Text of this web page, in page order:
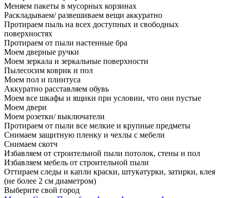
Меняем пакеты в мусорных корзинах
Раскладываем/ развешиваем вещи аккуратно
Протираем пыль на всех доступных и свободных
поверхностях
Протираем от пыли настенные бра
Моем дверные ручки
Моем зеркала и зеркальные поверхности
Пылесосим коврик и пол
Моем пол и плинтуса
Аккуратно расставляем обувь
Моем все шкафы и ящики при условии, что они пустые
Моем двери
Моем розетки/ выключатели
Протираем от пыли все мелкие и крупные предметы
Снимаем защитную пленку и чехлы с мебели
Снимаем скотч
Избавляем от строительной пыли потолок, стены и пол
Избавляем мебель от строительной пыли
Оттираем следы и капли краски, штукатурки, затирки, клея
(не более 2 см диаметром)
Выберите свой город